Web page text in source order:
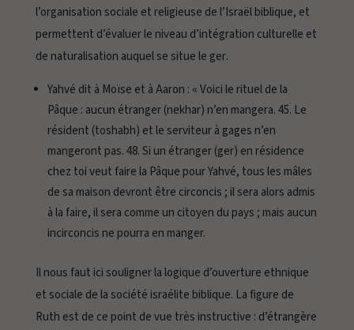
l’organisation sociale et religieuse de l’Israël biblique, et
permettent d’évaluer le niveau d’intégration culturelle et
de naturalisation auquel se situe le ger.
Yahvé dit à Moïse et à Aaron : « Voici le rituel de la
Pâque : aucun étranger (nekhar) n’en mangera.45. Le
résident (toshabh) et le serviteur à gages n’en
mangeront pas.48.Si un étranger (ger) en résidence
chez toi veut faire la Pâque pour Yahvé, tous les mâles
de sa maison devront être circoncis ; il sera alors admis
à la faire, il sera comme un citoyen du pays ; mais aucun
incirconcis ne pourra en manger.
Il nous faut ici souligner la logique d’ouverture ethnique
et sociale de la société israélite biblique. La figure de
Ruth est de ce point de vue très instructive : d’étrangère